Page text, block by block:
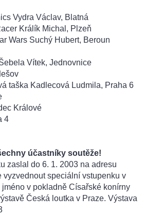
Vydra Václav, Blatná
Králík Michal, Plzeň
Wars Suchý Hubert, Beroun
Vítek, Jednovnice
taška Kadlecová Ludmila, Praha 6
Králové
4
účastníky soutěže!
zaslal do 6. 1. 2003 na adresu
vyzvednout speciální vstupenku v
v pokladně Císařské konírny
Česká loutka v Praze. Výstava